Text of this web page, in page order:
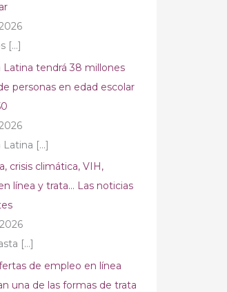
[…]
Latina tendrá 38 millones
personas en edad escolar
Latina […]
crisis climática, VIH,
línea y trata… Las noticias
[…]
de empleo en línea
una de las formas de trata